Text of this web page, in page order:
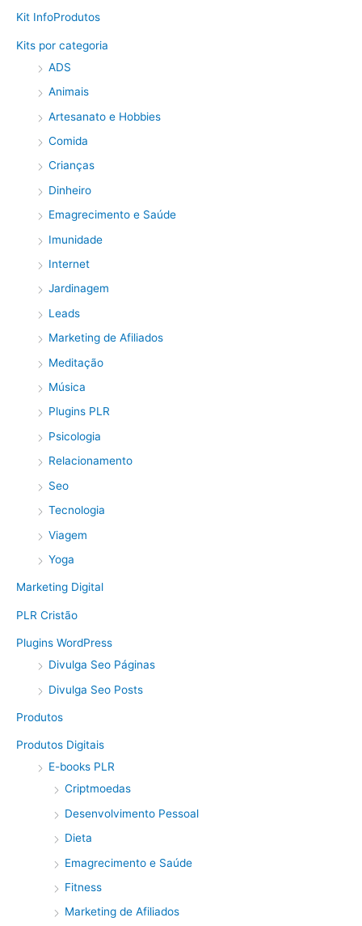
Kit InfoProdutos
Kits por categoria
ADS
Animais
Artesanato e Hobbies
Comida
Crianças
Dinheiro
Emagrecimento e Saúde
Imunidade
Internet
Jardinagem
Leads
Marketing de Afiliados
Meditação
Música
Plugins PLR
Psicologia
Relacionamento
Seo
Tecnologia
Viagem
Yoga
Marketing Digital
PLR Cristão
Plugins WordPress
Divulga Seo Páginas
Divulga Seo Posts
Produtos
Produtos Digitais
E-books PLR
Criptmoedas
Desenvolvimento Pessoal
Dieta
Emagrecimento e Saúde
Fitness
Marketing de Afiliados